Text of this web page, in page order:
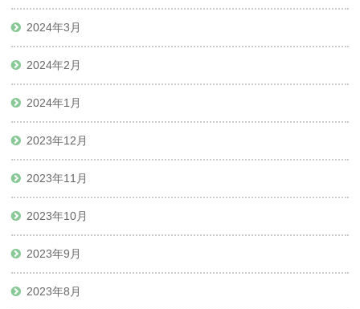
2024年3月
2024年2月
2024年1月
2023年12月
2023年11月
2023年10月
2023年9月
2023年8月